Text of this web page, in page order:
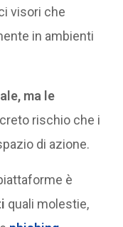
visori che
in ambienti
ma le
rischio che i
di azione.
è
quali molestie,